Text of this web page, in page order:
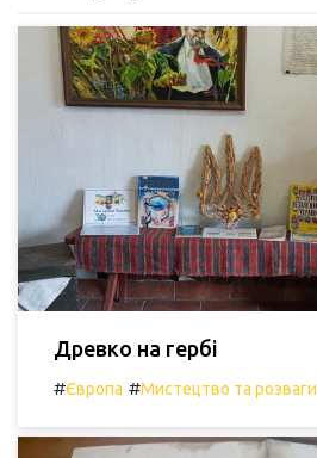
Древко на гербі
#Європа #Мистецтво та розваги